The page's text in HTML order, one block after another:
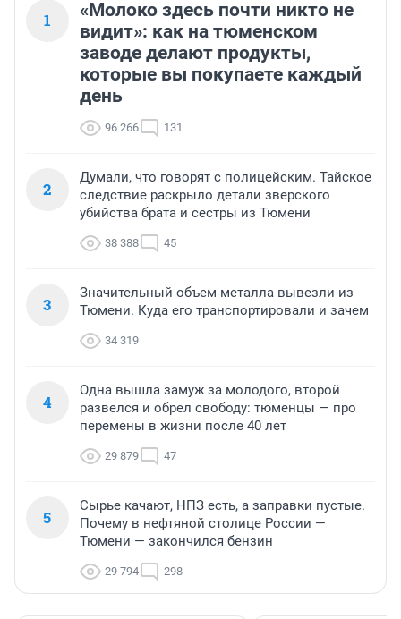
1
«Молоко здесь почти никто не
видит»: как на тюменском
заводе делают продукты,
которые вы покупаете каждый
день
96 266 131
2
Думали, что говорят с полицейским. Тайское
следствие раскрыло детали зверского
убийства брата и сестры из Тюмени
38 388 45
3
Значительный объем металла вывезли из
Тюмени. Куда его транспортировали и зачем
34 319
4
Одна вышла замуж за молодого, второй
развелся и обрел свободу: тюменцы — про
перемены в жизни после 40 лет
29 879 47
5
Сырье качают, НПЗ есть, а заправки пустые.
Почему в нефтяной столице России —
Тюмени — закончился бензин
29 794 298